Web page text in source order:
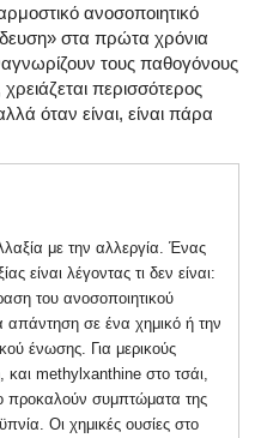
ανοσοποιητικό
στα πρώτα χρόνια
τους παθογόνους
περισσότερος
όταν είναι, είναι πάρα
με την αλλεργία. Ένας
είναι λέγοντας τι δεν είναι:
του ανοσοποιητικού
απάντηση σε ένα χημικό ή την
ένωσης. Για μερικούς
methylxanthine στο τσάι,
προκαλούν συμπτώματα της
Οι χημικές ουσίες στο